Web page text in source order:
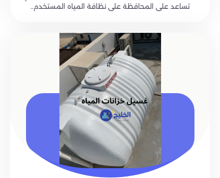
تساعد على المحافظة على نظافة المياه المستخدم..